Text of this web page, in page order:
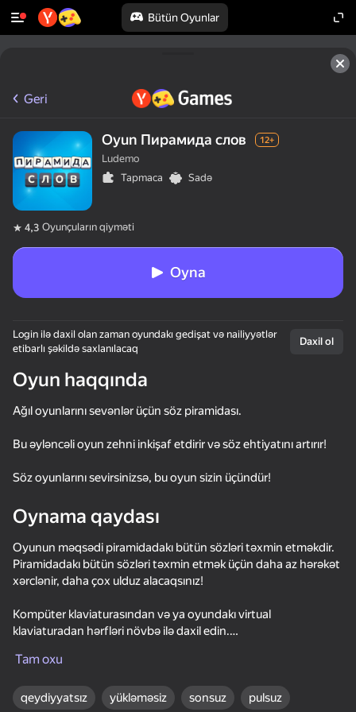
Bütün Oyunlar
sevimli. Hətta "qeyri-oyunçular"
50+ yaxşı oyun.
Hamı tərəfindən
Hamısını göstər
Mine Crusher
Age test
Words of Wonders
Geri
Oyun Пирамида слов 12+
Ludemo
Tapmaca
Sadə
4,3 Oyunçuların qiyməti
Oyna
Login ilə daxil olan zaman oyundakı gedişat və nailiyyətlər
etibarlı şəkildə saxlanılacaq
Daxil ol
Oyun haqqında
Ağıl oyunlarını sevənlər üçün söz piramidası.
Bu əyləncəli oyun zehni inkişaf etdirir və söz ehtiyatını artırır!
Söz oyunlarını sevirsinizsə, bu oyun sizin üçündür!
Oynama qaydası
Oyunun məqsədi piramidadakı bütün sözləri təxmin etməkdir.
Piramidadakı bütün sözləri təxmin etmək üçün daha az hərəkət
xərclənir, daha çox ulduz alacaqsınız!
Kompüter klaviaturasından və ya oyundakı virtual
klaviaturadan hərfləri növbə ilə daxil edin.
piramidasının üstündəki düymələr). 3 ulduz üçün bir məktub aça
Tam oxu
qeydiyyatsız yükləməsiz sonsuz pulsuz